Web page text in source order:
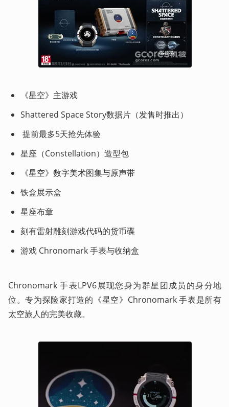
《星空》主游戏
Shattered Space Story数据片（发售时推出）
提前最多5天抢先体验
星座（Constellation）造型包
《星空》数字美术图集与原声带
铁盒展示盒
星座布章
刻有雷射雕刻游戏代码的货币碟
游戏 Chronomark 手表与收纳盒
Chronomark 手表LPV6展现您身为群星团成员的身分地
位。专为探险家打造的《星空》Chronomark 手表是所有
太空旅人的完美收藏。